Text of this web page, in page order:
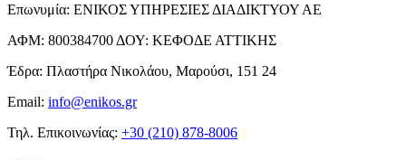
Επωνυμία: ΕΝΙΚΟΣ ΥΠΗΡΕΣΙΕΣ ΔΙΑΔΙΚΤΥΟΥ ΑΕ
ΑΦΜ: 800384700 ΔΟΥ: ΚΕΦΟΔΕ ΑΤΤΙΚΗΣ
Έδρα: Πλαστήρα Νικολάου, Μαρούσι, 151 24
Email: info@enikos.gr
Τηλ. Επικοινωνίας: +30 (210) 878-8006